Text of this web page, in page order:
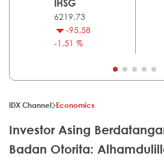
IHSG
6219.73
-95.58
-1.51 %
IDX Channel Economics
Investor Asing
Badan Otorita: